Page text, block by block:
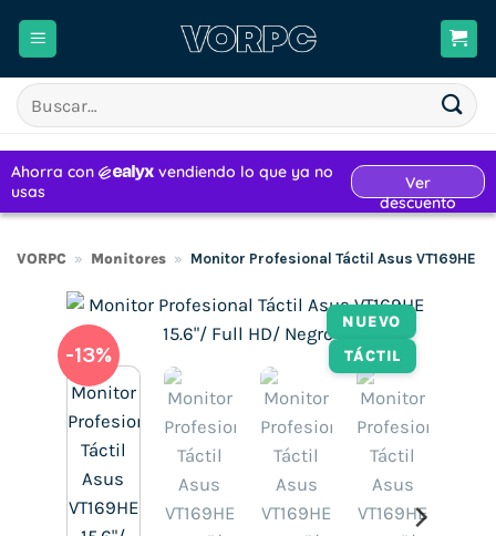
Buscar
por:
VORPC » Monitores » Monitor Profesional Táctil Asus VT169HE
NUEVO
TÁCTIL
-13%